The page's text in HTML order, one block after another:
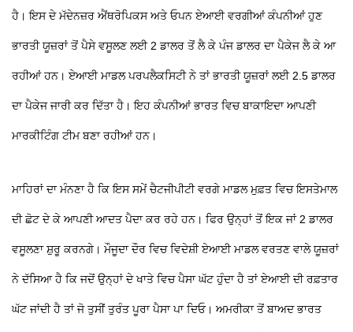
ਹੈ। ਇਸ ਦੇ ਮੱਦੇਨਜ਼ਰ ਐਂਥਰੋਪਿਕਸ ਅਤੇ ਓਪਨ ਏਆਈ ਵਰਗੀਆਂ ਕੰਪਨੀਆਂ ਹੁਣ
ਭਾਰਤੀ ਯੂਜ਼ਰਾਂ ਤੋਂ ਪੈਸੇ ਵਸੂਲਣ ਲਈ 2 ਡਾਲਰ ਤੋਂ ਲੈ ਕੇ ਪੰਜ ਡਾਲਰ ਦਾ ਪੈਕੇਜ ਲੈ ਕੇ ਆ
ਰਹੀਆਂ ਹਨ। ਏਆਈ ਮਾਡਲ ਪਰਪਲੈਕਸਿਟੀ ਨੇ ਤਾਂ ਭਾਰਤੀ ਯੂਜ਼ਰਾਂ ਲਈ 2.5 ਡਾਲਰ
ਦਾ ਪੈਕੇਜ ਜਾਰੀ ਕਰ ਦਿੱਤਾ ਹੈ। ਇਹ ਕੰਪਨੀਆਂ ਭਾਰਤ ਵਿਚ ਬਾਕਾਇਦਾ ਆਪਣੀ
ਮਾਰਕੀਟਿੰਗ ਟੀਮ ਬਣਾ ਰਹੀਆਂ ਹਨ।
ਮਾਹਿਰਾਂ ਦਾ ਮੰਨਣਾ ਹੈ ਕਿ ਇਸ ਸਮੇਂ ਚੈਟਜੀਪੀਟੀ ਵਰਗੇ ਮਾਡਲ ਮੁਫ਼ਤ ਵਿਚ ਇਸਤੇਮਾਲ
ਦੀ ਛੋਟ ਦੇ ਕੇ ਆਪਣੀ ਆਦਤ ਪੈਦਾ ਕਰ ਰਹੇ ਹਨ। ਫਿਰ ਉਨ੍ਹਾਂ ਤੋਂ ਇਕ ਜਾਂ 2 ਡਾਲਰ
ਵਸੂਲਣਾ ਸ਼ੁਰੂ ਕਰਨਗੇ। ਮੌਜੂਦਾ ਦੌਰ ਵਿਚ ਵਿਦੇਸ਼ੀ ਏਆਈ ਮਾਡਲ ਵਰਤਣ ਵਾਲੇ ਯੂਜ਼ਰਾਂ
ਨੇ ਦੱਸਿਆ ਹੈ ਕਿ ਜਦੋਂ ਉਨ੍ਹਾਂ ਦੇ ਖਾਤੇ ਵਿਚ ਪੈਸਾ ਘੱਟ ਹੁੰਦਾ ਹੈ ਤਾਂ ਏਆਈ ਦੀ ਰਫ਼ਤਾਰ
ਘੱਟ ਜਾਂਦੀ ਹੈ ਤਾਂ ਜੋ ਤੁਸੀਂ ਤੁਰੰਤ ਪੂਰਾ ਪੈਸਾ ਪਾ ਦਿਓ। ਅਮਰੀਕਾ ਤੋਂ ਬਾਅਦ ਭਾਰਤ